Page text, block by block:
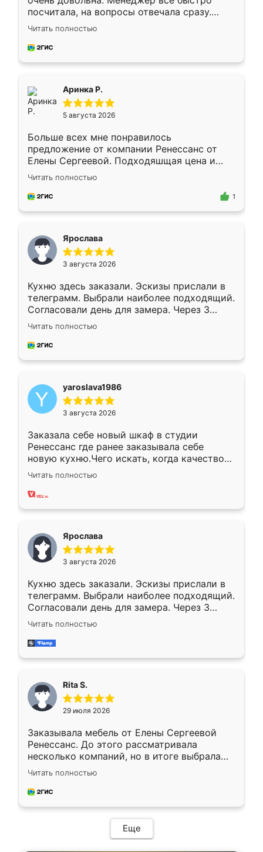
посчитала, на вопросы отвечала сразу.
Замерщик приехал в субботу, подошёл к
делу со всей ответственностью. Собрали
за день, ребята работали аккуратно, даже
Читать полностью
Аринка Р.
5 августа 2026
Больше всех мне понравилось
предложение от компании Ренессанс от
Елены Сергеевой. Подходяшщая цена и
короткие сроки изготовления. Приехавший
для замера сотрудник Владислав
предложил по моему эскизу самый
Читать полностью
1
Ярослава
3 августа 2026
Кухню здесь заказали. Эскизы прислали в
телеграмм. Выбрали наиболее подходящий.
Согласовали день для замера. Через 3
недели кухня была уже готова. Остались
довольны работой. Спасибо Ренессанс
мебель за качественную работу!
Читать полностью
yaroslava1986
3 августа 2026
Заказала себе новый шкаф в студии
Ренессанс где ранее заказывала себе
новую кухню.Чего искать, когда качеством
вполне довольна. Служит кухня уже почти
два года, нареканий нет.
Читать полностью
Ярослава
3 августа 2026
Кухню здесь заказали. Эскизы прислали в
телеграмм. Выбрали наиболее подходящий.
Согласовали день для замера. Через 3
недели кухня была уже готова. Остались
довольны работой. Спасибо Ренессанс
мебель за качественную работу!
Читать полностью
Rita S.
29 июля 2026
Заказывала мебель от Елены Сергеевой
Ренессанс. До этого рассматривала
несколько компаний, но в итоге выбрала
эту. Сначала обговорили условия, потом
приехал замерщик, всё спокойно объяснил
и снял размеры. Изготовили в срок, с
мебель сразу встала на свое место без
каких-либо доработок. Качеством осталась
Читать полностью
Еще